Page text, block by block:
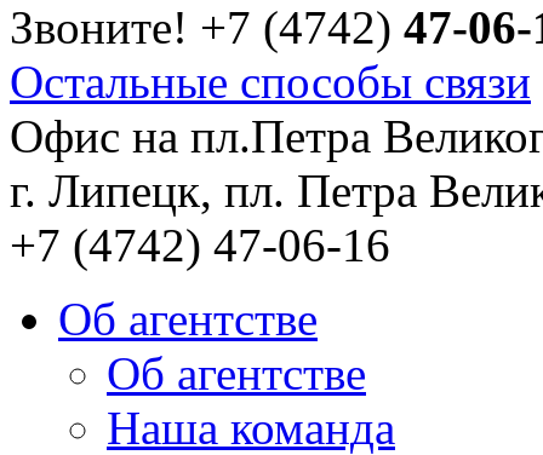
Звоните! +7 (4742) 47-06-
Остальные способы связи
Офис на пл.Петра
г. Липецк, пл. Петра
+7 (4742) 47-06-16
Об агентстве
Об агентстве
Наша команда